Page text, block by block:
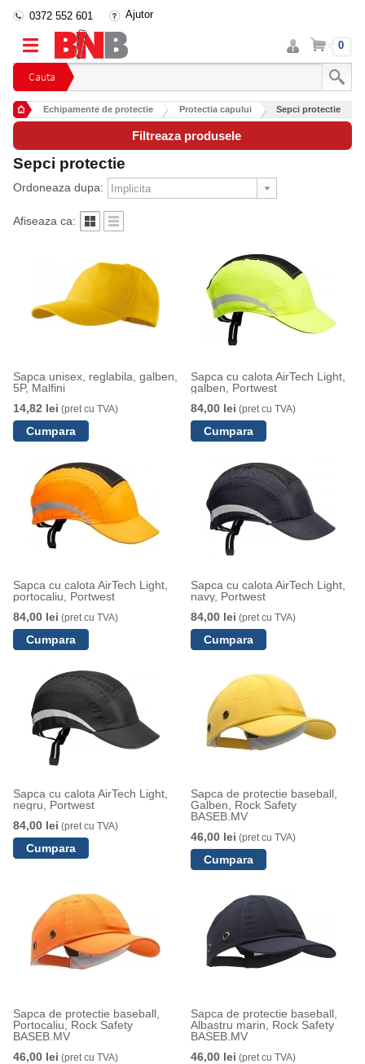
Cauta
0372 552 601 Ajutor
Intra
in
cont
Cos 0
Echipamente de protectie Protectia capului Sepci protectie
Filtreaza produsele
Sepci protectie
Ordoneaza dupa:
Afiseaza ca:
Sapca unisex, reglabila, galben,
5P, Malfini
14,82 lei (pret cu TVA)
Sapca cu calota AirTech Light,
galben, Portwest
84,00 lei (pret cu TVA)
Sapca cu calota AirTech Light,
portocaliu, Portwest
84,00 lei (pret cu TVA)
Sapca cu calota AirTech Light,
navy, Portwest
84,00 lei (pret cu TVA)
Sapca cu calota AirTech Light,
negru, Portwest
84,00 lei (pret cu TVA)
Sapca de protectie baseball,
Galben, Rock Safety
BASEB.MV
46,00 lei (pret cu TVA)
Sapca de protectie baseball,
Portocaliu, Rock Safety
BASEB.MV
46,00 lei (pret cu TVA)
Sapca de protectie baseball,
Albastru marin, Rock Safety
BASEB.MV
46,00 lei (pret cu TVA)